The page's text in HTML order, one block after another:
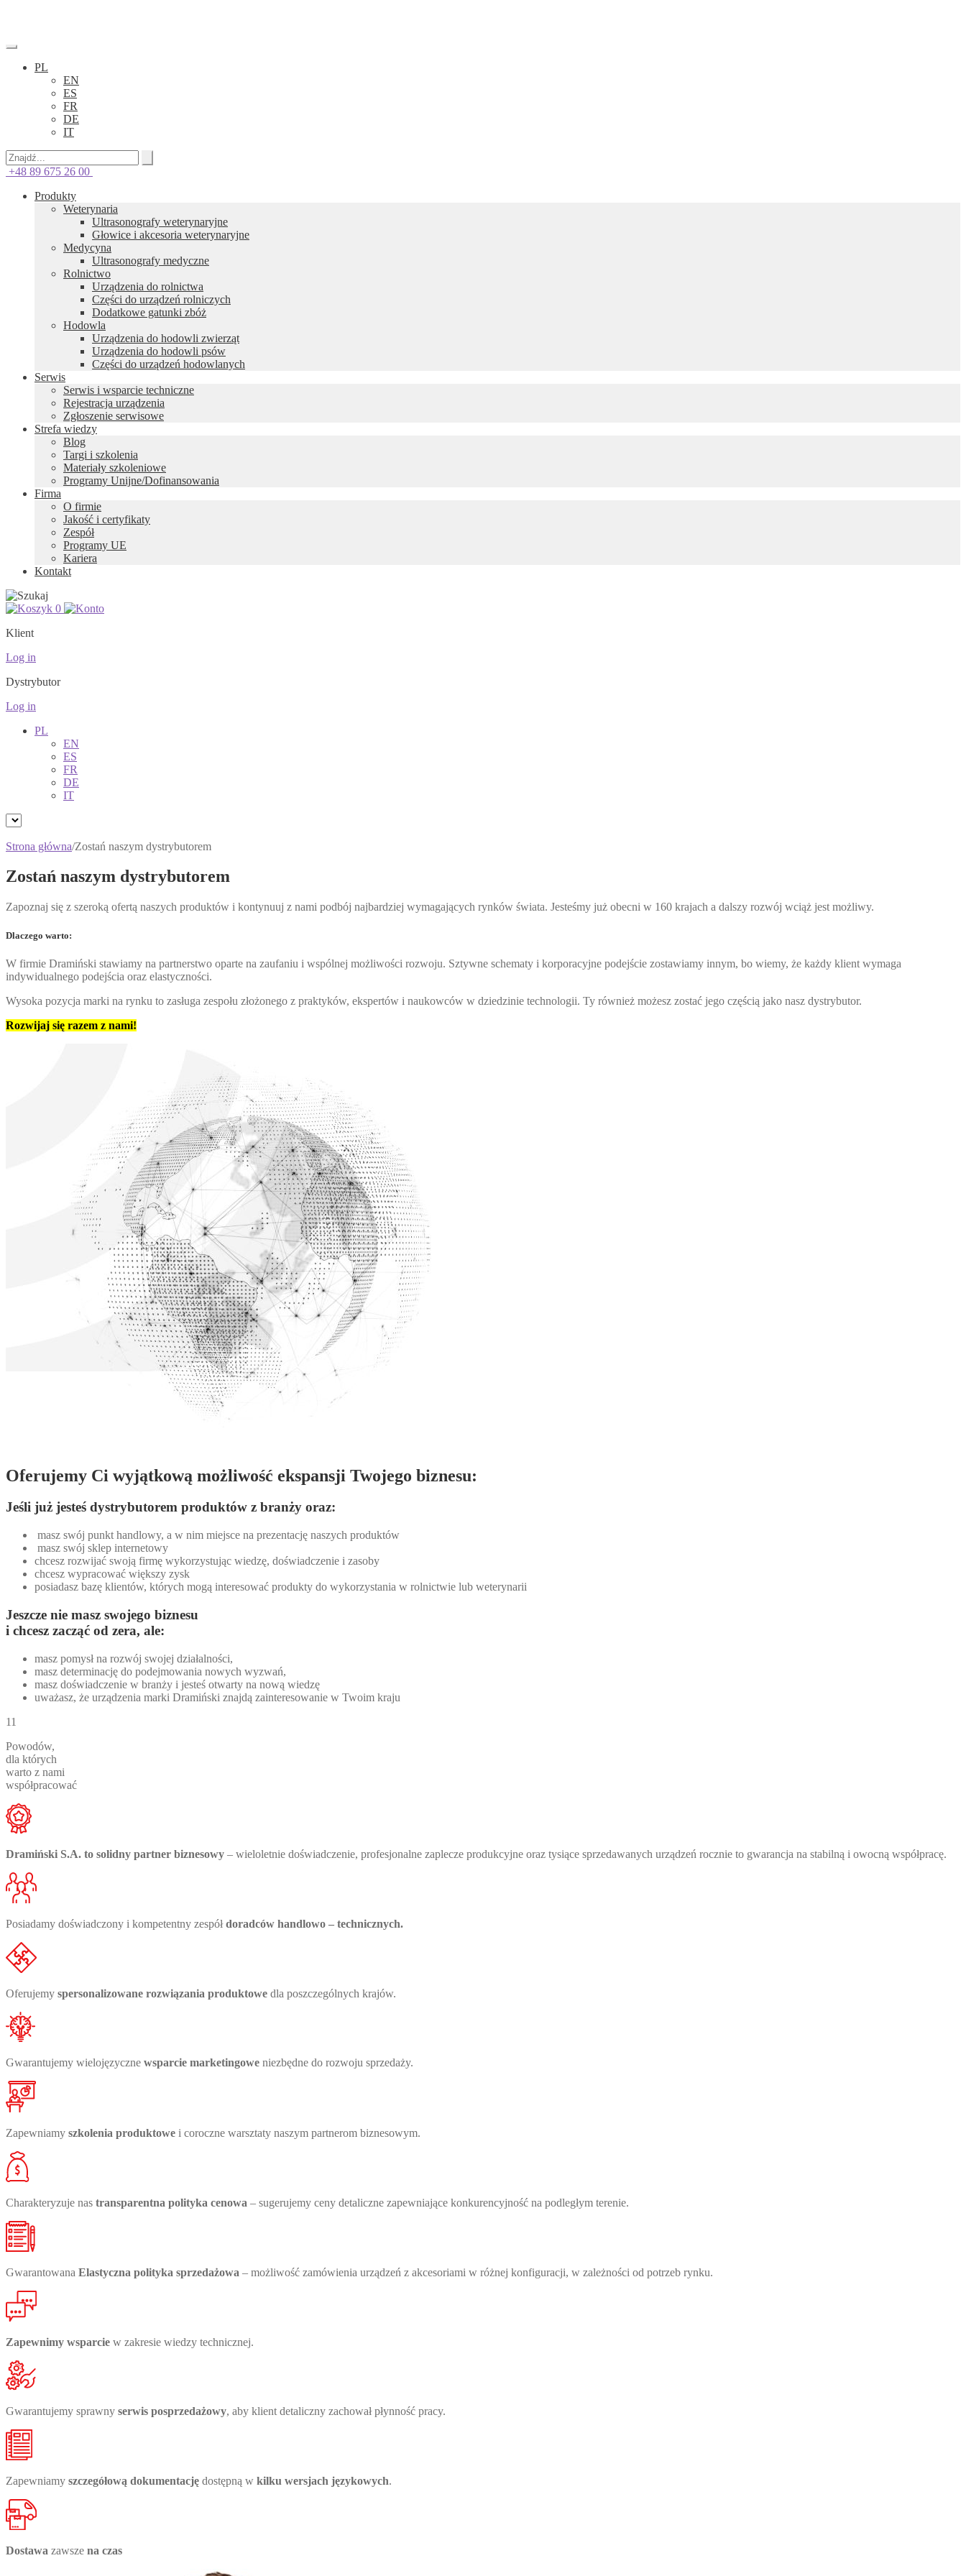
PL
EN
ES
FR
DE
IT
+48 89 675 26 00
Produkty
Weterynaria
Ultrasonografy weterynaryjne
Głowice i akcesoria weterynaryjne
Medycyna
Ultrasonografy medyczne
Rolnictwo
Urządzenia do rolnictwa
Części do urządzeń rolniczych
Dodatkowe gatunki zbóż
Hodowla
Urządzenia do hodowli zwierząt
Urządzenia do hodowli psów
Części do urządzeń hodowlanych
Serwis
Serwis i wsparcie techniczne
Rejestracja urządzenia
Zgłoszenie serwisowe
Strefa wiedzy
Blog
Targi i szkolenia
Materiały szkoleniowe
Programy Unijne/Dofinansowania
Firma
O firmie
Jakość i certyfikaty
Zespół
Programy UE
Kariera
Kontakt
0
Klient
Log in
Dystrybutor
Log in
PL
EN
ES
FR
DE
IT
Strona główna/Zostań naszym dystrybutorem
Zostań naszym dystrybutorem
Zapoznaj się z szeroką ofertą naszych produktów i kontynuuj z nami podbój najbardziej wymagających rynków świata. Jesteśmy już obecni w 160 krajach a dalszy rozwój wciąż jest możliwy.
Dlaczego warto:
W firmie Dramiński stawiamy na partnerstwo oparte na zaufaniu i wspólnej możliwości rozwoju. Sztywne schematy i korporacyjne podejście zostawiamy innym, bo wiemy, że każdy klient wymaga
indywidualnego podejścia oraz elastyczności.
Wysoka pozycja marki na rynku to zasługa zespołu złożonego z praktyków, ekspertów i naukowców w dziedzinie technologii. Ty również możesz zostać jego częścią jako nasz dystrybutor.
Rozwijaj się razem z nami!
Oferujemy Ci wyjątkową możliwość ekspansji Twojego biznesu:
Jeśli już jesteś dystrybutorem produktów z branży oraz:
masz swój punkt handlowy, a w nim miejsce na prezentację naszych produktów
masz swój sklep internetowy
chcesz rozwijać swoją firmę wykorzystując wiedzę, doświadczenie i zasoby
chcesz wypracować większy zysk
posiadasz bazę klientów, których mogą interesować produkty do wykorzystania w rolnictwie lub weterynarii
Jeszcze nie masz swojego biznesu
i chcesz zacząć od zera, ale:
masz pomysł na rozwój swojej działalności,
masz determinację do podejmowania nowych wyzwań,
masz doświadczenie w branży i jesteś otwarty na nową wiedzę
uważasz, że urządzenia marki Dramiński znajdą zainteresowanie w Twoim kraju
11
Powodów,
dla których
warto z nami
współpracować
Dramiński S.A. to solidny partner biznesowy – wieloletnie doświadczenie, profesjonalne zaplecze produkcyjne oraz tysiące sprzedawanych urządzeń rocznie to gwarancja na stabilną i owocną współpracę.
Posiadamy doświadczony i kompetentny zespółdoradców handlowo – technicznych.
Oferujemy spersonalizowane rozwiązania produktowe dla poszczególnych krajów.
Gwarantujemy wielojęzyczne wsparcie marketingowe niezbędne do rozwoju sprzedaży.
Zapewniamy szkolenia produktowe i coroczne warsztaty naszym partnerom biznesowym.
Charakteryzuje nas transparentna polityka cenowa – sugerujemy ceny detaliczne zapewniające konkurencyjność na podległym terenie.
Gwarantowana Elastyczna polityka sprzedażowa – możliwość zamówienia urządzeń z akcesoriami w różnej konfiguracji, w zależności od potrzeb rynku.
Zapewnimy wsparcie w zakresie wiedzy technicznej.
Gwarantujemy sprawny serwis posprzedażowy, aby klient detaliczny zachował płynność pracy.
Zapewniamy szczegółową dokumentację dostępną w kilku wersjach językowych.
Dostawa zawsze na czas